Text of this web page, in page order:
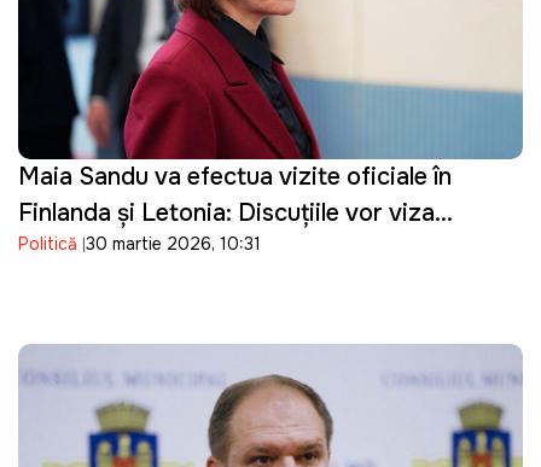
Maia Sandu va efectua vizite oficiale în
Finlanda și Letonia: Discuțiile vor viza
parcursul european al Republicii Moldova
Politică 30 martie 2026, 10:31